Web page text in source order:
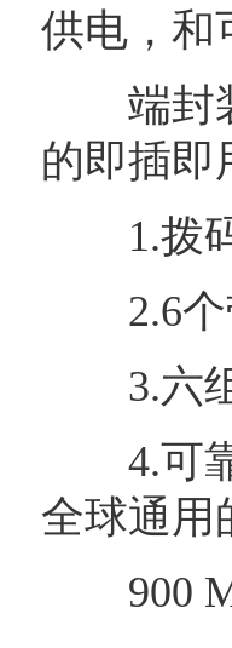
供电，和
端封装
的即插即
1.拨码
2.6个
3.六组
4.可靠
全球通用
900